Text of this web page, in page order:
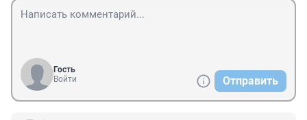
Гость
Войти
Отправить